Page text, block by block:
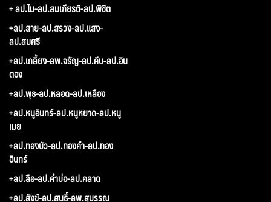
+ ลป.ไม-ลป.สมเกียรติ-ลป.พิชิต
+ลป.สาย-ลป.สรวง-ลป.แสง-
ลป.สมศรี
+ลป.เกลี้ยง-ลพ.จรัญ-ลป.คีบ-ลป.อิน
ตอง
+ลป.พุธ-ลป.หลอด-ลป.เหลือง
+ลป.หนูอินทร์-ลป.หนูหยาด-ลป.หนู
เมย
+ลป.ทองบัว-ลป.ทองคำ-ลป.ทอง
อินทร์
+ลป.ลือ-ลป.คำบ่อ-ลป.คลาด
+ลป.สังข์-ลป.สนธิ์-ลพ.สุบรรณ